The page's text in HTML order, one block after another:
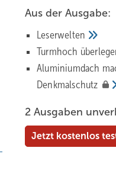
Aus der Ausgabe:
Leserwelten
Tur mhoch
Aluminiumdach
Denkmalschutz
2 Ausgaben
Jetzt kostenlos